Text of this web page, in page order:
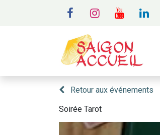
Retour aux événements
Soirée Tarot